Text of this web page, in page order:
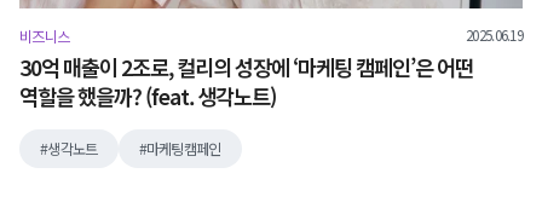
비즈니스 2025.06.19
30억 매출이 2조로, 컬리의 성장에 ‘마케팅 캠페인’은 어떤
역할을 했을까? (feat. 생각노트)
생각노트 마케팅캠페인